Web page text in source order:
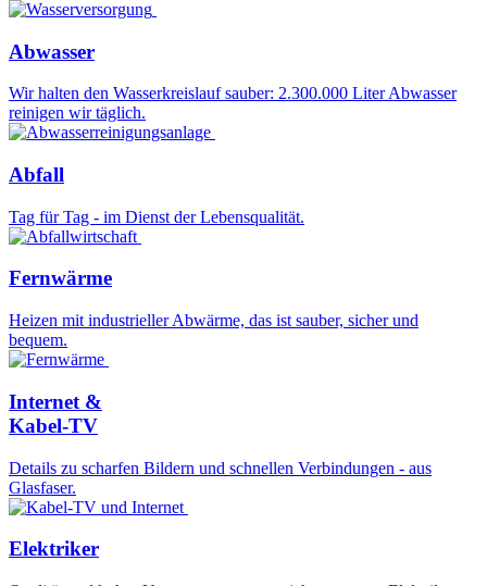
Abwasser
Wir halten den Wasserkreislauf sauber: 2.300.000 Liter Abwasser
reinigen wir täglich.
Abfall
Tag für Tag - im Dienst der Lebensqualität.
Fernwärme
Heizen mit industrieller Abwärme, das ist sauber, sicher und
bequem.
Internet &
Kabel-TV
Details zu scharfen Bildern und schnellen Verbindungen - aus
Glasfaser.
Elektriker